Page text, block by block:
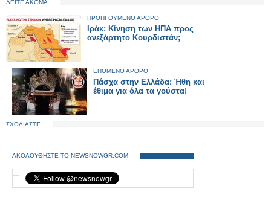
ΔΕΙΤΕ ΑΚΟΜΑ
ΠΡΟΗΓΟΥΜΕΝΟ ΑΡΘΡΟ
Ιράκ: Κίνηση των ΗΠΑ προς
ανεξάρτητο Κουρδιστάν;
ΕΠΟΜΕΝΟ ΑΡΘΡΟ
Πάσχα στην Ελλάδα: Ήθη και
έθιμα για όλα τα γούστα!
ΣΧΟΛΙΑΣΤΕ
ΑΚΟΛΟΥΘΗΣΤΕ ΤΟ NEWSNOWGR.COM